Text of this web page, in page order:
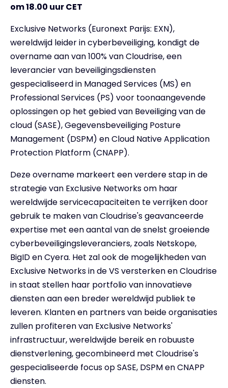
om 18.00 uur CET
Exclusive Networks (Euronext Parijs: EXN),
wereldwijd leider in cyberbeveiliging, kondigt de
overname aan van 100% van Cloudrise, een
leverancier van beveiligingsdiensten
gespecialiseerd in Managed Services (MS) en
Professional Services (PS) voor toonaangevende
oplossingen op het gebied van Beveiliging van de
cloud (SASE), Gegevensbeveiliging Posture
Management (DSPM) en Cloud Native Application
Protection Platform (CNAPP).
Deze overname markeert een verdere stap in de
strategie van Exclusive Networks om haar
wereldwijde servicecapaciteiten te verrijken door
gebruik te maken van Cloudrise's geavanceerde
expertise met een aantal van de snelst groeiende
cyberbeveiligingsleveranciers, zoals Netskope,
BigID en Cyera. Het zal ook de mogelijkheden van
Exclusive Networks in de VS versterken en Cloudrise
in staat stellen haar portfolio van innovatieve
diensten aan een breder wereldwijd publiek te
leveren. Klanten en partners van beide organisaties
zullen profiteren van Exclusive Networks'
infrastructuur, wereldwijde bereik en robuuste
dienstverlening, gecombineerd met Cloudrise's
gespecialiseerde focus op SASE, DSPM en CNAPP
diensten.